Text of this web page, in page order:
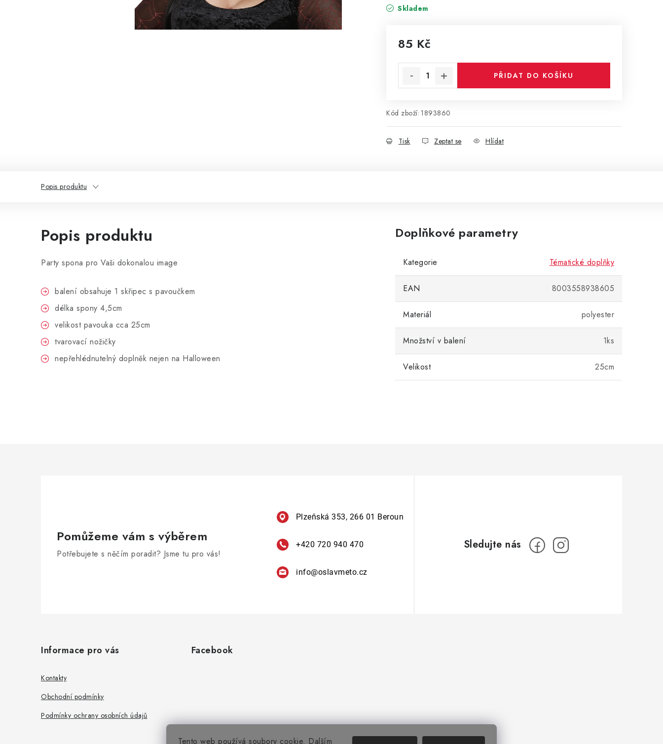
Tento web používá soubory cookie. Dalším
Skladem
85 Kč
PŘIDAT DO KOŠÍKU
Kód zboží: 1893860
Tisk Zeptat se Hlídat
Popis produktu
Popis produktu
Party spona pro Vaši dokonalou image
balení obsahuje 1 skřipec s pavoučkem
délka spony 4,5cm
velikost pavouka cca 25cm
tvarovací nožičky
nepřehlédnutelný doplněk nejen na Halloween
Doplňkové parametry
Kategorie Tématické doplňky
EAN 8003558938605
Materiál polyester
Množství v balení 1ks
Velikost 25cm
Pomůžeme vám s výběrem
Potřebujete s něčím poradit? Jsme tu pro vás!
Plzeňská 353, 266 01 Beroun
+420 720 940 470
info@oslavmeto.cz
Informace pro vás
Kontakty
Obchodní podmínky
Podmínky ochrany osobních údajů
Facebook